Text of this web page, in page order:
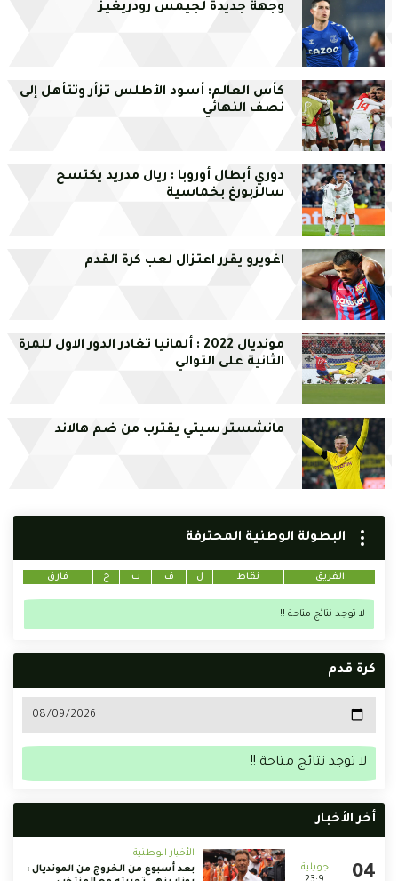
وجهة جديدة لجيمس رودريغيز
كأس العالم: أسود الأطلس تزأر وتتأهل إلى
نصف النهائي
دوري أبطال أوروبا : ريال مدريد يكتسح
سالزبورغ بخماسية
اغويرو يقرر اعتزال لعب كرة القدم
مونديال 2022 : ألمانيا تغادر الدور الاول للمرة
الثانية على التوالي
مانشستر سيتي يقترب من ضم هالاند
البطولة الوطنية المحترفة
الفريق نقاط ل ف ت خ فارق
لا توجد نتائج متاحة !!
كرة قدم
لا توجد نتائج متاحة !!
أخر الأخبار
الأخبار الوطنية
بعد أسبوع من الخروج من المونديال :